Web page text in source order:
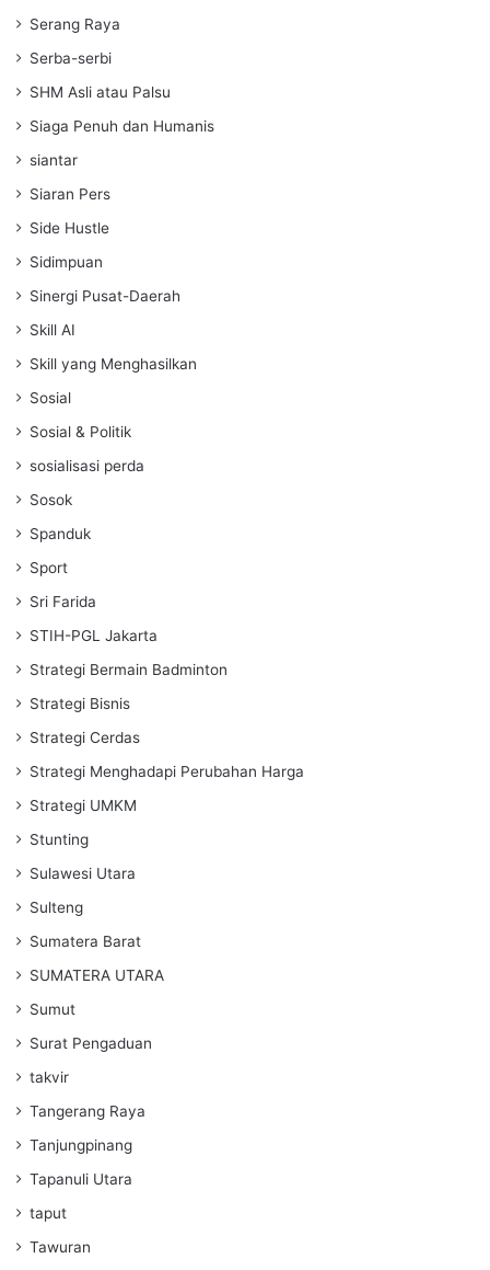
Serang Raya
Serba-serbi
SHM Asli atau Palsu
Siaga Penuh dan Humanis
siantar
Siaran Pers
Side Hustle
Sidimpuan
Sinergi Pusat-Daerah
Skill AI
Skill yang Menghasilkan
Sosial
Sosial & Politik
sosialisasi perda
Sosok
Spanduk
Sport
Sri Farida
STIH-PGL Jakarta
Strategi Bermain Badminton
Strategi Bisnis
Strategi Cerdas
Strategi Menghadapi Perubahan Harga
Strategi UMKM
Stunting
Sulawesi Utara
Sulteng
Sumatera Barat
SUMATERA UTARA
Sumut
Surat Pengaduan
takvir
Tangerang Raya
Tanjungpinang
Tapanuli Utara
taput
Tawuran